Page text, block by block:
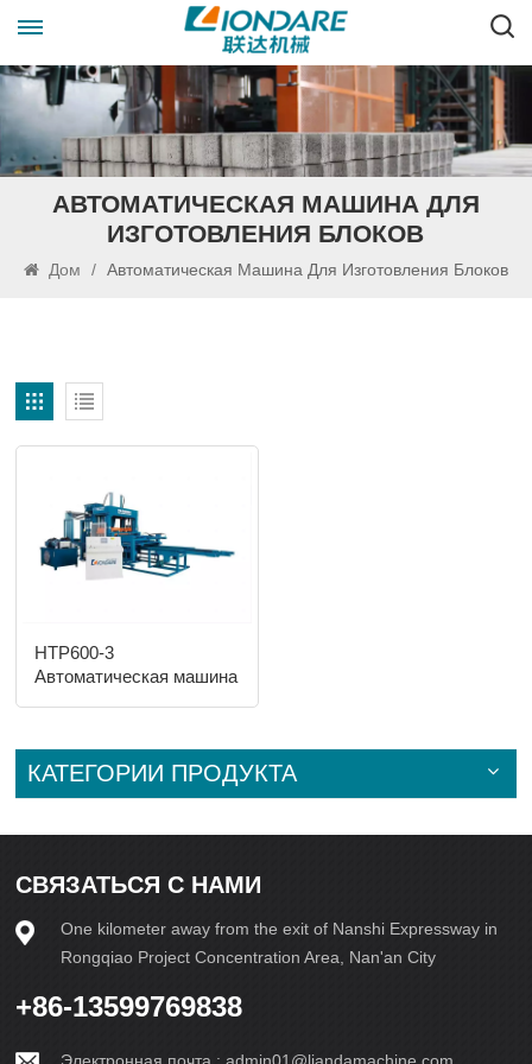
АВТОМАТИЧЕСКАЯ МАШИНА ДЛЯ
ИЗГОТОВЛЕНИЯ БЛОКОВ
Дом / Автоматическая Машина Для Изготовления Блоков
HTP600-3
Автоматическая машина
КАТЕГОРИИ ПРОДУКТА
СВЯЗАТЬСЯ С НАМИ
One kilometer away from the exit of Nanshi Expressway in
Rongqiao Project Concentration Area, Nan'an City
+86-13599769838